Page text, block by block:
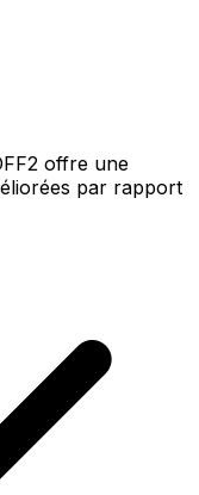
offre une
par rapport